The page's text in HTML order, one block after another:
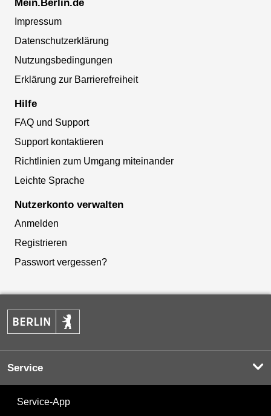
Mein.Berlin.de
Impressum
Datenschutzerklärung
Nutzungsbedingungen
Erklärung zur Barrierefreiheit
Hilfe
FAQ und Support
Support kontaktieren
Richtlinien zum Umgang miteinander
Leichte Sprache
Nutzerkonto verwalten
Anmelden
Registrieren
Passwort vergessen?
Service
Service-App